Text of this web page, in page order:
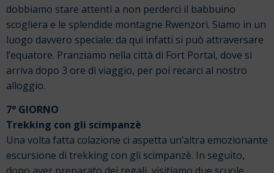
dobbiamo stare attenti a non perderci il babbuino
scogliera e le splendide montagne Rwenzori. Siamo in un
luogo davvero speciale: da qui infatti si può attraversare
l’equatore. Pranziamo nella città di Fort Portal, dove si
arriva dopo 3 ore di viaggio, per poi recarci al nostro
alloggio.
7° GIORNO
Trekking con gli scimpanzè
Una volta fatta colazione ci aspetta un’altra emozionante
escursione di trekking con gli scimpanzè. In seguito,